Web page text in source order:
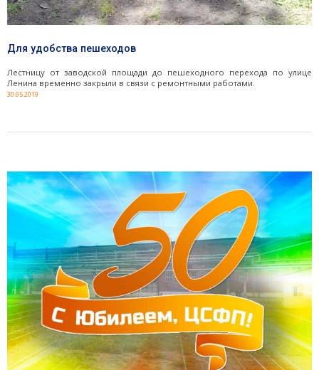
Для удобства пешеходов
Лестницу от заводской площади до пешеходного перехода по улице
Ленина временно закрыли в связи с ремонтными работами.
30.05.2019